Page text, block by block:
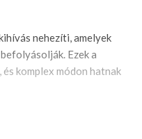
nehezíti, amelyek
Ezek a
komplex módon hatnak